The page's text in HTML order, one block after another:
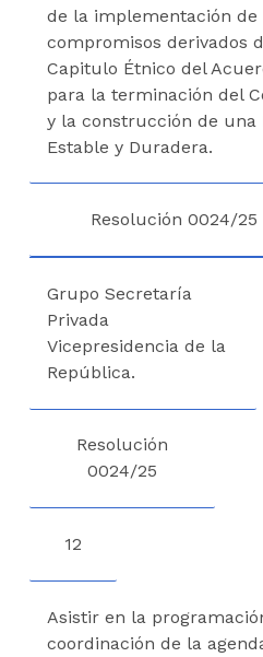
de la implementación de
compromisos derivados
Capitulo Étnico del
para la terminación del
y la construcción de una
Estable y Duradera.
Resolución 0024/25
Grupo Secretaría
Privada
Vicepresidencia de la
República.
Resolución
0024/25
12
Asistir en la
coordinación de la